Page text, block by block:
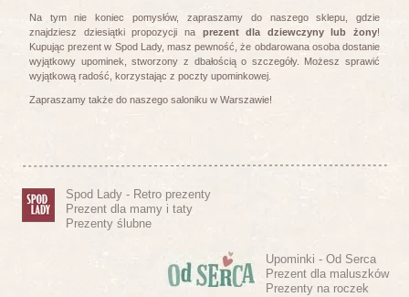
Na tym nie koniec pomysłów, zapraszamy do naszego sklepu, gdzie
znajdziesz dziesiątki propozycji na prezent dla dziewczyny lub żony!
Kupując prezent w Spod Lady, masz pewność, że obdarowana osoba dostanie
wyjątkowy upominek, stworzony z dbałością o szczegóły. Możesz sprawić
wyjątkową radość, korzystając z poczty upominkowej.
Zapraszamy także do naszego saloniku w Warszawie!
Spod Lady - Retro prezenty
Prezent dla mamy i taty
Prezenty ślubne
Upominki - Od Serca
Prezent dla maluszków
Prezenty na roczek